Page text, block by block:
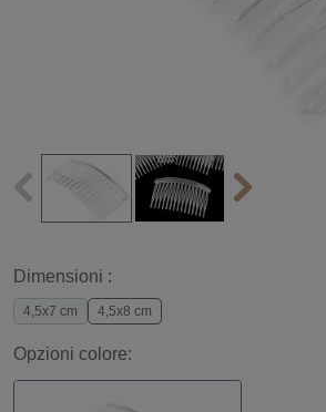
Dimensioni :
4,5x7 cm 4,5x8 cm
Opzioni colore: